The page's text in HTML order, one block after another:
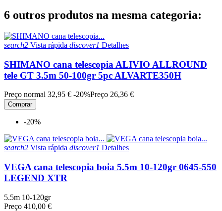
6 outros produtos na mesma categoria:
search2 Vista rápida discover1 Detalhes
SHIMANO cana telescopia ALIVIO ALLROUND
tele GT 3.5m 50-100gr 5pc ALVARTE350H
Preço normal 32,95 € -20%Preço 26,36 €
Comprar
-20%
search2 Vista rápida discover1 Detalhes
VEGA cana telescopia boia 5.5m 10-120gr 0645-550
LEGEND XTR
5.5m 10-120gr
Preço 410,00 €